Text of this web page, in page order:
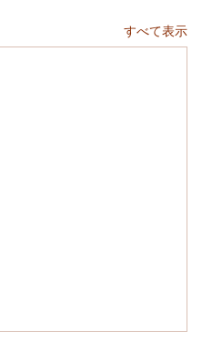
すべて表示